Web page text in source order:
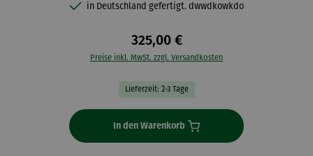
in Deutschland gefertigt. dwwdkowkdo
325,00 €
Preise inkl. MwSt. zzgl. Versandkosten
Lieferzeit: 2-3 Tage
In den Warenkorb